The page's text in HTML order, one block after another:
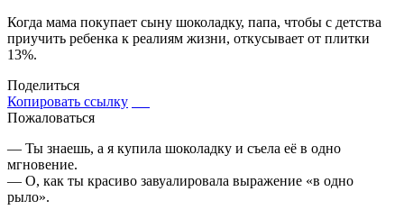
Когда мама покупает сыну шоколадку, папа, чтобы с детства
приучить ребенка к реалиям жизни, откусывает от плитки
13%.
Поделиться
Копировать ссылку
Пожаловаться
— Ты знаешь, а я купила шоколадку и съела её в одно
мгновение.
— О, как ты красиво завуалировала выражение «в одно
рыло».